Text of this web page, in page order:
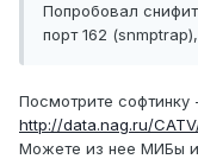
Попробовал
порт 162
Посмотрите софтинку
http://data.nag.ru/
Можете из нее МИБы